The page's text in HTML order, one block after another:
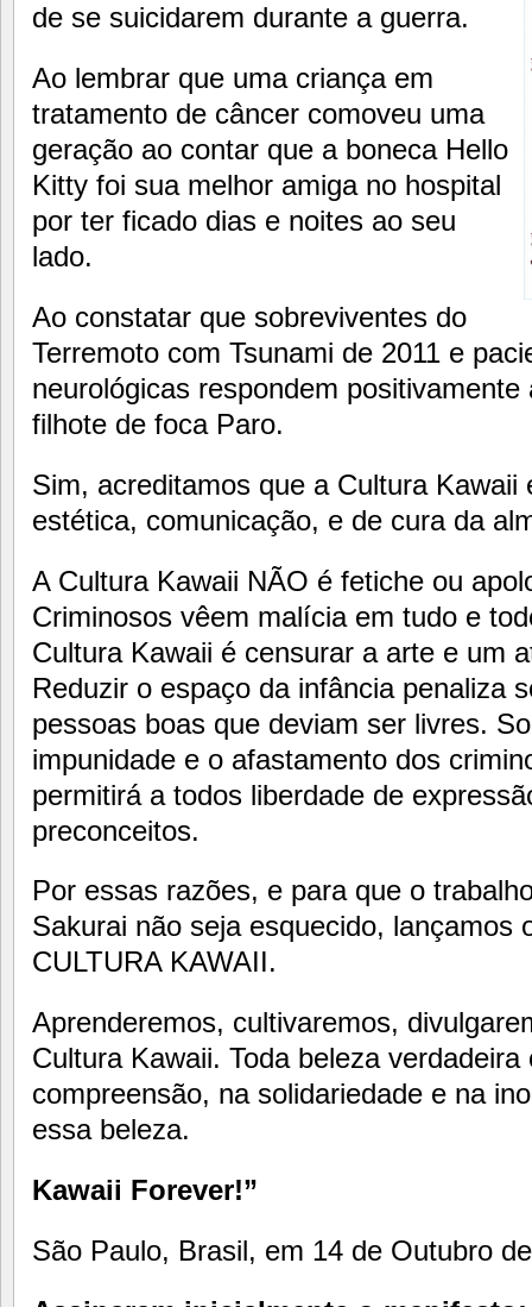
de se suicidarem durante a guerra.
Ao lembrar que uma criança em
tratamento de câncer comoveu uma
geração ao contar que a boneca Hello
Kitty foi sua melhor amiga no hospital
por ter ficado dias e noites ao seu
lado.
Ao constatar que sobreviventes do
Terremoto com Tsunami de 2011 e
neurológicas respondem
filhote de foca Paro.
Sim, acreditamos que a Cultura Kawaii
estética, comunicação, e de cura da
A Cultura Kawaii NÃO é fetiche ou
Criminosos vêem malícia em tudo e
Cultura Kawaii é censurar a arte e um
Reduzir o espaço da infância penaliza
pessoas boas que deviam ser livres.
impunidade e o afastamento dos
permitirá a todos liberdade de
preconceitos.
Por essas razões, e para que o
Sakurai não seja esquecido, lançamos
CULTURA KAWAII.
Aprenderemos, cultivaremos,
Cultura Kawaii. Toda beleza
compreensão, na solidariedade e na
essa beleza.
Kawaii Forever!”
São Paulo, Brasil, em 14 de Outubro